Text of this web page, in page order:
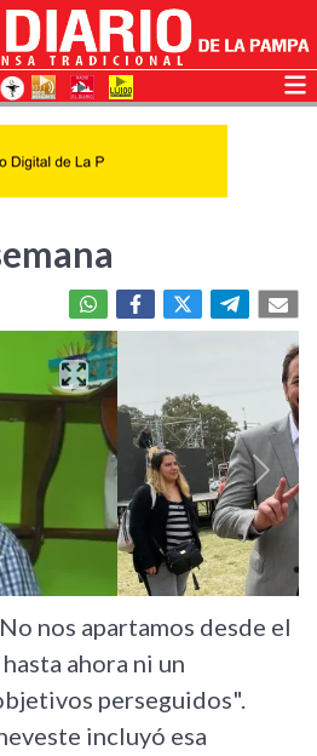
Next
nos apartamos desde el
ahora ni un
perseguidos".
incluyó esa